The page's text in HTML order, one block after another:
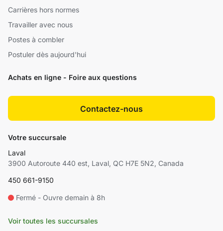
Carrières hors normes
Travailler avec nous
Postes à combler
Postuler dès aujourd'hui
Achats en ligne - Foire aux questions
Contactez-nous
Votre succursale
Laval
3900 Autoroute 440 est, Laval, QC H7E 5N2, Canada
450 661-9150
Fermé - Ouvre demain à 8h
Voir toutes les succursales